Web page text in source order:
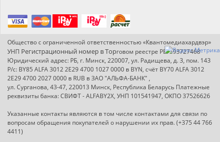
Общество с ограниченной ответственностью «Квантомедиахардвэр»
УНП Регистрационный номер в Торговом реестре РБ: 193727468
Юридический адрес: РБ, г. Минск, 220007, ул. Радищева, д. 3, пом. 143
Р/с: BY85 ALFA 3012 2E29 4700 1027 0000 в BYN, счёт BY70 ALFA 3012
2E29 4700 2027 0000 в RUB в ЗАО "АЛЬФА-БАНК" ,
ул. Сурганова, 43-47, 220013 Минск, Республика Беларусь Платежные
реквизиты банка: СВИФТ - ALFABY2X, УНП 101541947, ОКПО 37526626
Указанные контакты являются в том числе контактами для связи по
вопросам обращения покупателей о нарушении их прав. (+375 44 766
4411)